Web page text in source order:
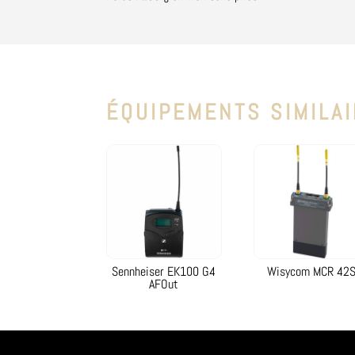
ÉQUIPEMENTS
Sennheiser EK100 G4
AFOut
Wisycom MCR 42S